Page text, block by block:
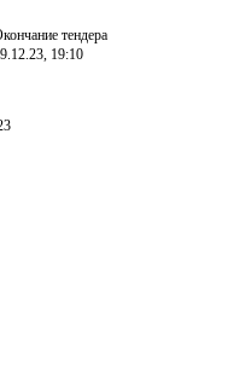
тендера
19:10